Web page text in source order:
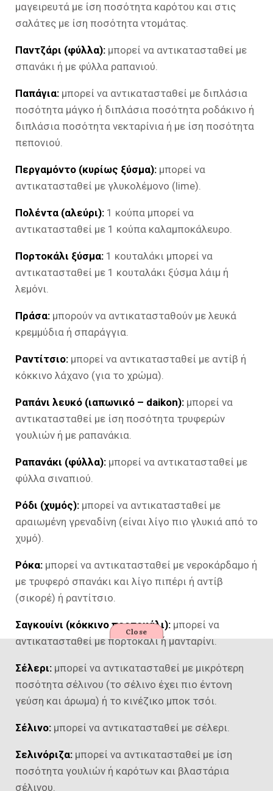
μαγειρευτά με ίση ποσότητα καρότου και στις
σαλάτες με ίση ποσότητα ντομάτας.
Παντζάρι (φύλλα): μπορεί να αντικατασταθεί με
σπανάκι ή με φύλλα ραπανιού.
Παπάγια: μπορεί να αντικατασταθεί με διπλάσια
ποσότητα μάγκο ή διπλάσια ποσότητα ροδάκινο ή
διπλάσια ποσότητα νεκταρίνια ή με ίση ποσότητα
πεπονιού.
Περγαμόντο (κυρίως ξύσμα): μπορεί να
αντικατασταθεί με γλυκολέμονο (lime).
Πολέντα (αλεύρι): 1 κούπα μπορεί να
αντικατασταθεί με 1 κούπα καλαμποκάλευρο.
Πορτοκάλι ξύσμα: 1 κουταλάκι μπορεί να
αντικατασταθεί με 1 κουταλάκι ξύσμα λάιμ ή
λεμόνι.
Πράσα: μπορούν να αντικατασταθούν με λευκά
κρεμμύδια ή σπαράγγια.
Ραντίτσιο: μπορεί να αντικατασταθεί με αντίβ ή
κόκκινο λάχανο (για το χρώμα).
Ραπάνι λευκό (ιαπωνικό – daikon): μπορεί να
αντικατασταθεί με ίση ποσότητα τρυφερών
γουλιών ή με ραπανάκια.
Ραπανάκι (φύλλα): μπορεί να αντικατασταθεί με
φύλλα σιναπιού.
Ρόδι (χυμός): μπορεί να αντικατασταθεί με
αραιωμένη γρεναδίνη (είναι λίγο πιο γλυκιά από το
χυμό).
Ρόκα: μπορεί να αντικατασταθεί με νεροκάρδαμο ή
με τρυφερό σπανάκι και λίγο πιπέρι ή αντίβ
(σικορέ) ή ραντίτσιο.
Σαγκουίνι (κόκκινο πορτοκάλι): μπορεί να
αντικατασταθεί με πορτοκάλι ή μανταρίνι.
Σέλερι: μπορεί να αντικατασταθεί με μικρότερη
ποσότητα σέλινου (το σέλινο έχει πιο έντονη
γεύση και άρωμα) ή το κινέζικο μποκ τσόι.
Σέλινο: μπορεί να αντικατασταθεί με σέλερι.
Σελινόριζα: μπορεί να αντικατασταθεί με ίση
ποσότητα γουλιών ή καρότων και βλαστάρια
σέλινου.
Close